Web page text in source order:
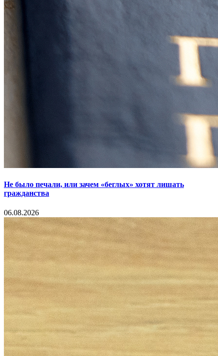
Не было печали, или зачем «беглых» хотят лишать
гражданства
06.08.2026